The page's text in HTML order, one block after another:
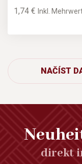
1,74 €Inkl.
NAČÍST
direkt